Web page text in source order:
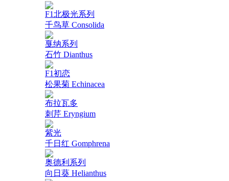
F1北极光系列
千鸟草 Consolida
戛纳系列
石竹 Dianthus
F1初恋
松果菊 Echinacea
布拉瓦多
刺芹 Eryngium
紫光
千日红 Gomphrena
奥德利系列
向日葵 Helianthus